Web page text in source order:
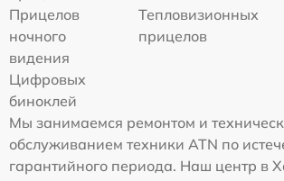
Прицелов
ночного
видения
Тепловизионных
прицелов
Цифровых
биноклей
Мы занимаемся ремонтом и
обслуживанием техники ATN по
гарантийного периода. Наш центр в